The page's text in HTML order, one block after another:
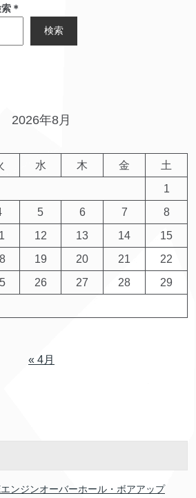
＊
検索
2026年8月
水 木 金
土
1
5 6 7
8
12 13 14
15
19 20 21
22
26 27 28
29
« 4月
ンジンオーバーホール・ボアアップ